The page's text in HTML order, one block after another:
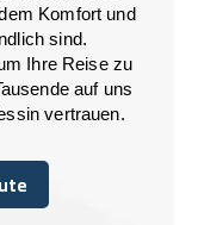
Komfort und
sind.
Ihre Reise zu
auf uns
vertrauen.